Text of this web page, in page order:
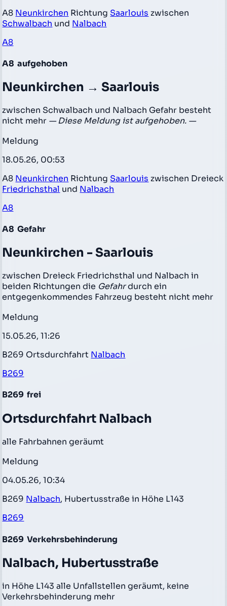
A8 Neunkirchen Richtung Saarlouis zwischen
Schwalbach und Nalbach
A8
A8 aufgehoben
Neunkirchen → Saarlouis
zwischen Schwalbach und Nalbach Gefahr besteht
nicht mehr — Diese Meldung ist aufgehoben. —
Meldung
18.05.26, 00:53
A8 Neunkirchen Richtung Saarlouis zwischen Dreieck
Friedrichsthal und Nalbach
A8
A8 Gefahr
Neunkirchen - Saarlouis
zwischen Dreieck Friedrichsthal und Nalbach in
beiden Richtungen die Gefahrdurch ein
entgegenkommendes Fahrzeug besteht nicht mehr
Meldung
15.05.26, 11:26
B269 Ortsdurchfahrt Nalbach
B269
B269 frei
Ortsdurchfahrt Nalbach
alle Fahrbahnen geräumt
Meldung
04.05.26, 10:34
B269 Nalbach, Hubertusstraße in Höhe L143
B269
B269 Verkehrsbehinderung
Nalbach, Hubertusstraße
in Höhe L143 alle Unfallstellen geräumt, keine
Verkehrsbehinderung mehr